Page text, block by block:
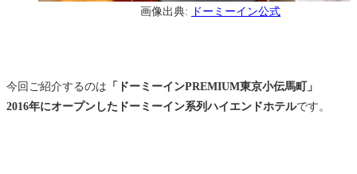
えだ旅が選んだ 朝食メニュー
まとめ: 肉豆腐といくら盛り放題の海鮮丼 いつ訪れても
画像出典: ドーミーイン公式
今回ご紹介するのは 「ドーミーインPREMIUM東京小伝馬町」
2016年にオープンしたドーミーイン系列ハイエンドホテルです。